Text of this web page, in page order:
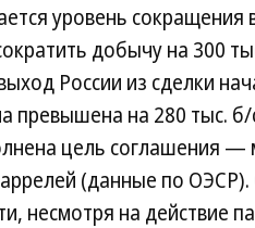
уровень
добычу на 300
России из сделки
превышена на 280 тыс.
цель соглашения —
(данные по
несмотря на действие